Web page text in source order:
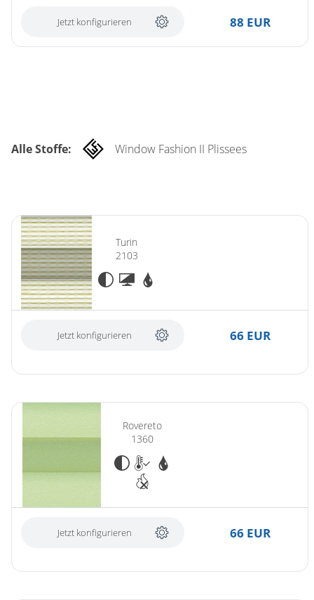
Jetzt konfigurieren 88 EUR
Alle Stoffe: Window Fashion II Plissees
Turin
2103
Jetzt konfigurieren 66 EUR
Rovereto
1360
Jetzt konfigurieren 66 EUR